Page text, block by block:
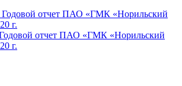
Годовой отчет ПАО «ГМК «Норильский
г.
отчет ПАО «ГМК «Норильский
г.